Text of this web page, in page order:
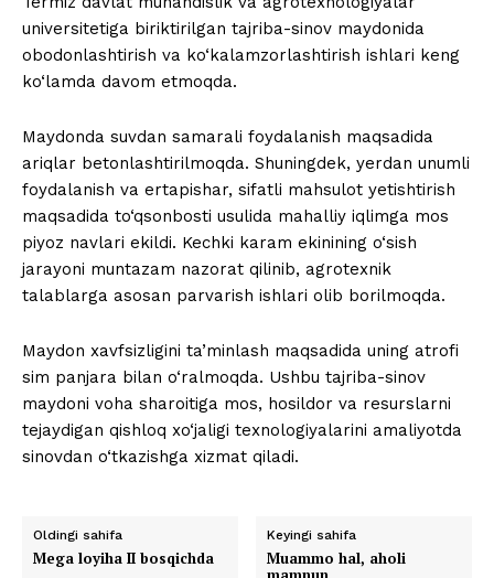
universitetiga biriktirilgan tajriba-sinov maydonida
obodonlashtirish va ko‘kalamzorlashtirish ishlari keng
ko‘lamda davom etmoqda.
Maydonda suvdan samarali foydalanish maqsadida
ariqlar betonlashtirilmoqda. Shuningdek, yerdan unumli
foydalanish va ertapishar, sifatli mahsulot yetishtirish
maqsadida to‘qsonbosti usulida mahalliy iqlimga mos
piyoz navlari ekildi. Kechki karam ekinining o‘sish
jarayoni muntazam nazorat qilinib, agrotexnik
talablarga asosan parvarish ishlari olib borilmoqda.
Maydon xavfsizligini ta’minlash maqsadida uning atrofi
sim panjara bilan o‘ralmoqda. Ushbu tajriba-sinov
maydoni voha sharoitiga mos, hosildor va resurslarni
tejaydigan qishloq xo‘jaligi texnologiyalarini amaliyotda
sinovdan o‘tkazishga xizmat qiladi.
Oldingi sahifa
Mega loyiha II bosqichda
Keyingi sahifa
Muammo hal, aholi